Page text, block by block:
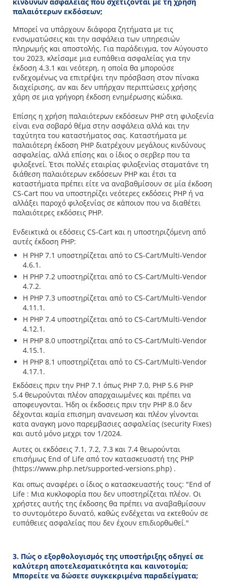
παλαιότερων εκδόσεων;
Μπορεί να υπάρχουν διάφορα ζητήματα με τις
ενσωματώσεις και την ασφάλεια των υπηρεσιών
πληρωμής και αποστολής. Για παράδειγμα, τον Αύγουστο
του 2023, κλείσαμε μια ευπάθεια ασφαλείας για την
έκδοση 4.3.1 και νεότερη, η οποία θα μπορούσε
ενδεχομένως να επιτρέψει την πρόσβαση στον πίνακα
διαχείρισης, αν και δεν υπήρχαν περιπτώσεις χρήσης
χάρη σε μια γρήγορη έκδοση ενημέρωσης κώδικα.
Επίσης η χρήση παλαιότερων εκδόσεων PHP στη φιλοξενία
είναι ενα σοβαρό θέμα στην ασφάλεια αλλά και την
ταχύτητα του καταστήματος σας. Καταστήματα με
παλαιότερη έκδοση PHP διατρέχουν μεγάλους κινδύνους
ασφαλείας, αλλά επίσης και ο ίδιος ο σερβερ που τα
φιλοξενεί. Έτσι πολλές εταιρίας φιλοξενίας σταματάνε τη
διάθεση παλαιότερων εκδόσεων PHP και έτσι τα
καταστήματα πρέπει είτε να αναβαθμίσουν σε μία έκδοση
CS-Cart που να υποστηρίζει νεότερες εκδόσεις PHP ή να
αλλάξει παροχό φιλοξενίας σε κάποιον που να διαθέτει
παλαιότερες εκδόσεις PHP.
Ενδεικτικά οι εδόσεις CS-Cart και η υποστηριζόμενη από
αυτές έκδοση PHP:
Η PHP 7.1 υποστηρίζεται από το CS-Cart/Multi-Vendor
4.6.1.
Η PHP 7.2 υποστηρίζεται από το CS-Cart/Multi-Vendor
4.7.2.
Η PHP 7.3 υποστηρίζεται από το CS-Cart/Multi-Vendor
4.11.1.
Η PHP 7.4 υποστηρίζεται από το CS-Cart/Multi-Vendor
4.12.1.
Η PHP 8.0 υποστηρίζεται από το CS-Cart/Multi-Vendor
4.15.1.
Η PHP 8.1 υποστηρίζεται από το CS-Cart/Multi-Vendor
4.17.1.
Εκδόσεις πριν την PHP 7.1 όπως PHP 7.0, PHP 5.6 PHP
5.4 θεωρούνται πλέον απαρχαιωμένες και πρέπει να
αποφευγονται. Ήδη οι έκδοσεις πριν την PHP 8.0 δεν
δέχονται καμία επισημη ανανεωση και πλέον γίνονται
κατα αναγκη μονο παρεμβασιες ασφαλείας (security Fixes)
και αυτό μόνο μεχρι τον 1/2024.
Αυτες οι εκδόσεις 7.1, 7.2, 7.3 και 7.4 θεωρούνται
επισήμως End of Life από τον κατασκευαστή της PHP
(https://www.php.net/supported-versions.php) .
Και οπως αναφέρει ο ίδιος ο κατασκευαστής τους: "End of
Life : Μια κυκλοφορία που δεν υποστηρίζεται πλέον. Οι
χρήστες αυτής της έκδοσης θα πρέπει να αναβαθμίσουν
το συντομότερο δυνατό, καθώς ενδέχεται να εκτεθούν σε
ευπάθειες ασφαλείας που δεν έχουν επιδιορθωθεί."
3. Πώς ο εξορθολογισμός της υποστήριξης οδηγεί σε
καλύτερη αποτελεσματικότητα και καινοτομία;
Μπορείτε να δώσετε συγκεκριμένα παραδείγματα;